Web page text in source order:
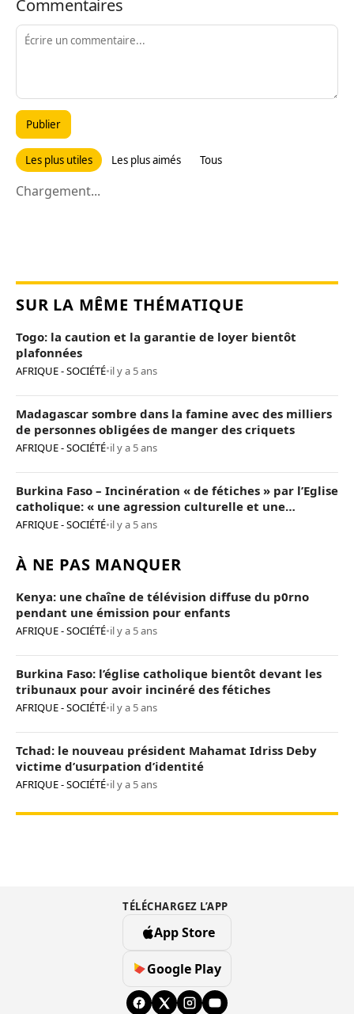
Commentaires
Publier
Les plus utiles Les plus aimés Tous
Chargement...
SUR LA MÊME THÉMATIQUE
Togo: la caution et la garantie de loyer bientôt
plafonnées
AFRIQUE - SOCIÉTÉ•il y a 5 ans
Madagascar sombre dans la famine avec des milliers
de personnes obligées de manger des criquets
AFRIQUE - SOCIÉTÉ•il y a 5 ans
Burkina Faso – Incinération « de fétiches » par l’Eglise
catholique: « une agression culturelle et une
provocation de trop »
AFRIQUE - SOCIÉTÉ•il y a 5 ans
À NE PAS MANQUER
Kenya: une chaîne de télévision diffuse du p0rno
pendant une émission pour enfants
AFRIQUE - SOCIÉTÉ•il y a 5 ans
Burkina Faso: l’église catholique bientôt devant les
tribunaux pour avoir incinéré des fétiches
AFRIQUE - SOCIÉTÉ•il y a 5 ans
Tchad: le nouveau président Mahamat Idriss Deby
victime d’usurpation d’identité
AFRIQUE - SOCIÉTÉ•il y a 5 ans
TÉLÉCHARGEZ L’APP
App Store
Google Play